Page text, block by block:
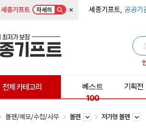
세종기프트 자세히 × 세종기프트, 공공기
전체 카테고리
베스트
100
기획전
볼펜/메모/수첩/사무 볼펜 저가형 볼펜